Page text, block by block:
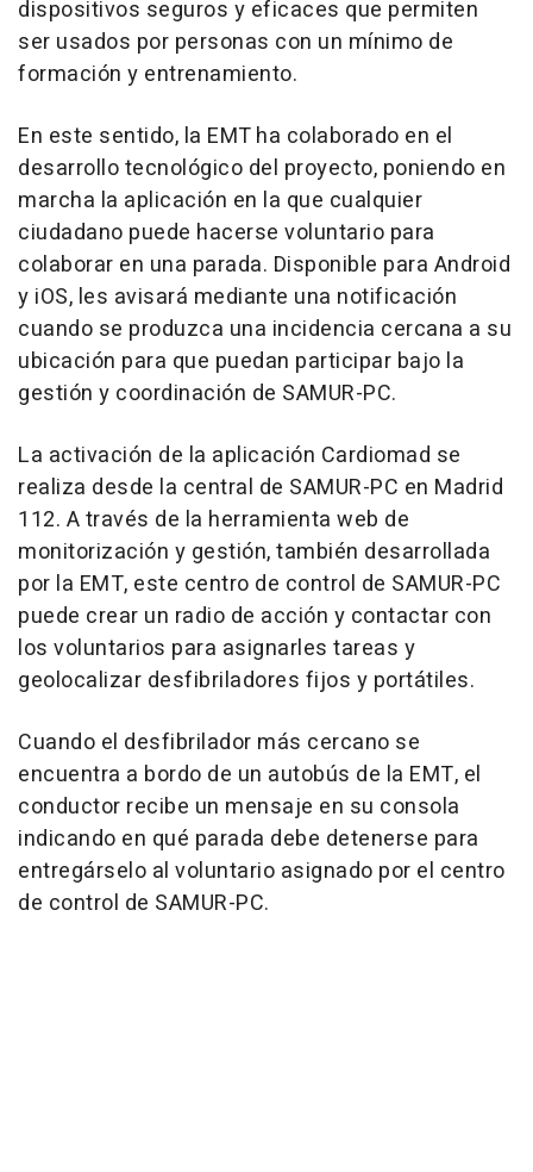
dispositivos seguros y eficaces que permiten
ser usados por personas con un mínimo de
formación y entrenamiento.
En este sentido, la EMT ha colaborado en el
desarrollo tecnológico del proyecto, poniendo en
marcha la aplicación en la que cualquier
ciudadano puede hacerse voluntario para
colaborar en una parada. Disponible para Android
y iOS, les avisará mediante una notificación
cuando se produzca una incidencia cercana a su
ubicación para que puedan participar bajo la
gestión y coordinación de SAMUR-PC.
La activación de la aplicación Cardiomad se
realiza desde la central de SAMUR-PC en Madrid
112. A través de la herramienta web de
monitorización y gestión, también desarrollada
por la EMT, este centro de control de SAMUR-PC
puede crear un radio de acción y contactar con
los voluntarios para asignarles tareas y
geolocalizar desfibriladores fijos y portátiles.
Cuando el desfibrilador más cercano se
encuentra a bordo de un autobús de la EMT, el
conductor recibe un mensaje en su consola
indicando en qué parada debe detenerse para
entregárselo al voluntario asignado por el centro
de control de SAMUR-PC.